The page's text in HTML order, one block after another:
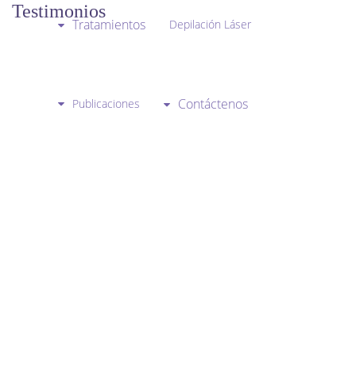
Tratamientos Depilación Láser
Publicaciones Contáctenos
Testimonios